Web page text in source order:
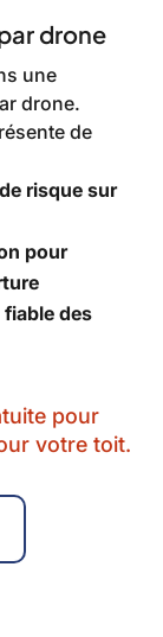
drone
une
drone.
de
risque sur
pour
des
pour
votre toit.